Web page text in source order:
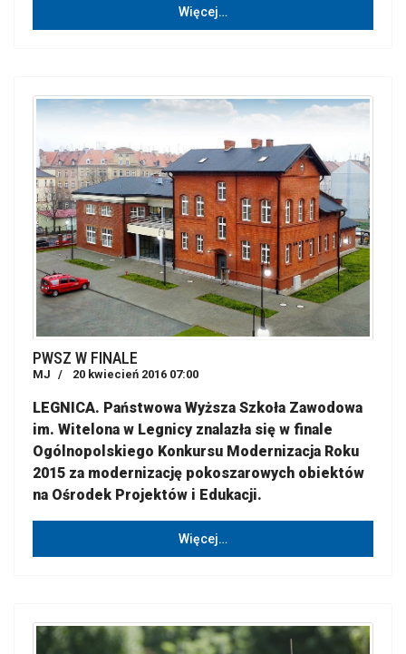
Więcej…
PWSZ W FINALE
MJ 20 kwiecień 2016 07:00
LEGNICA. Państwowa Wyższa Szkoła Zawodowa
im. Witelona w Legnicy znalazła się w finale
Ogólnopolskiego Konkursu Modernizacja Roku
2015 za modernizację pokoszarowych obiektów
na Ośrodek Projektów i Edukacji.
Więcej…